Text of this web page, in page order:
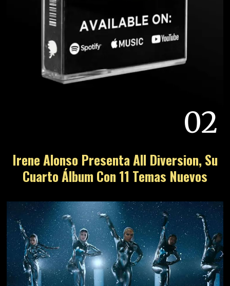
02
Irene Alonso Presenta All Diversion, Su
Cuarto Álbum Con 11 Temas Nuevos